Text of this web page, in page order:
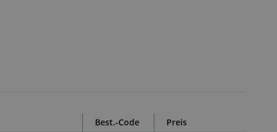
Best.-Code Preis